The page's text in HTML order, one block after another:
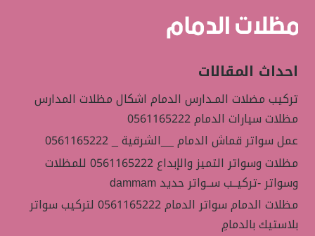
احداث المقالات
تركيب مضلات المـدارس الدمام اشكال مظلات المدارس
مظلات سيارات الدمام 0561165222
عمل سواتر قماش الدمام __الشرقية _ 0561165222
مظلات وسواتر التميز والإبداع 0561165222 للمظلات
وسواتر -تركيــب ســواتر حديد dammam
مظلات الدمام سواتر الدمام 0561165222 لتركيب سواتر
بلاستيك بالدمامِ